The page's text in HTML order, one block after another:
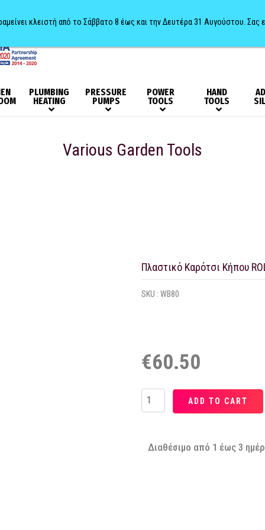
PLUMBING
HEATING
PRESSURE
PUMPS
POWER
TOOLS
HAND
TOOLS
Various Garden Tools
Πλαστικό Καρότσι Κήπου
SKU : WB80
Διαθέσιμο από 1 έως 3
€60.50
κλειστή από το Σάββατο 8 έως και την Δευτέρα 31 Αυγούστου.